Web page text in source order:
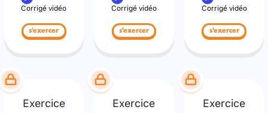
Corrigé vidéo
s'exercer
Corrigé vidéo
s'exercer
Corrigé vidéo
s'exercer
Exercice Exercice Exercice